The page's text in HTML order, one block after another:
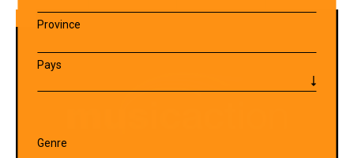
Province
Pays
Genre